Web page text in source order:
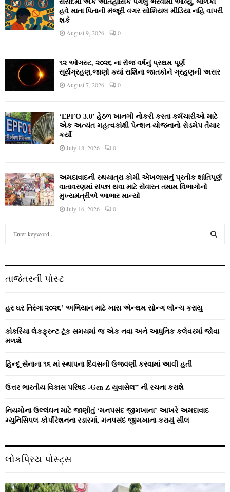
સંસદમાં એક ઐતિહાસિક પગલું ભરવામાં આવ્યું, બાળકો
હવે માતા પિતાની મંજૂરી વગર સોશિયલ મીડિયા નહિ વાપરી
શકે
August 9, 2026 0
૧૨ ઓગસ્ટ, ૨૦૨૬ ના રોજ વર્ષનું પ્રથમ પૂર્ણ
સૂર્યગ્રહણ,જાણો ક્યાં રાશિના જાતકોને ગ્રહણની અસર
August 7, 2026 0
‘EPFO 3.0’ હેઠળ ખાનગી નોકરી કરતા કર્મચારીઓ માટે
એક અત્યંત મહત્વકાંક્ષી પેન્શન યોજનાનો રોડમેપ તૈયાર
કર્યો
July 18, 2026 0
અમદાવાદની રથયાત્રા કોમી એખલાસનું પ્રતીક શાંતિપૂર્ણ
વાતાવરણમાં સંપન્ન થવા માટે સેવારત તમામ વિભાગોનો
મુખ્યમંત્રીએ આભાર માન્યો
July 16, 2026 0
h
o
r
C
તાજેતરની પોસ્ટ
હર ઘર તિરંગા ૨૦૨૬’ અભિયાન માટે ખાસ એન્થમ સોન્ગ લોન્ચ કરાયુ
કાંકરિયા લેકફ્રન્ટ ટૂંક સમયમાં જ એક નવા અને આધુનિક કલેવરમાં જોવા
મળશે
હિન્દૂ સેનાના ૧૬ માં સ્થાપના દિવસની ઉજવણી કરવામાં આવી હતી
ઉત્તર ભારતીય વિકાસ પરિષદ -Gen Z યુવાસેલ” ની રચના કરાશે
નિયમોના ઉલ્લંઘન માટે જાણીતું ‘મનપસંદ જીમખાના’ આખરે અમદાવાદ
મ્યુનિસિપલ કોર્પોરેશનના રડારમાં, મનપસંદ જીમખાના કરાયું સીલ
લોકપ્રિય પોસ્ટ્સ